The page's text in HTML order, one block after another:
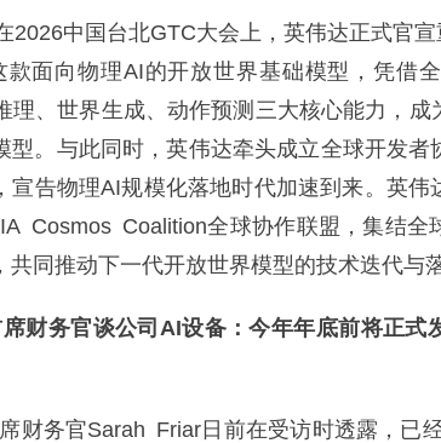
中国台北GTC大会上，英伟达正式官
款面向物理AI的开放世界基础模型，凭借
理、世界生成、动作预测三大核心能力，成
型。与此同时，英伟达牵头成立全球开发者
宣告物理AI规模化落地时代加速到来。英伟
Cosmos Coalition全球协作联盟，集结全
共同推动下一代开放世界模型的技术迭代与
财务官谈公司AI设备：今年年底前将正式
务官Sarah Friar日前在受访时透露，已